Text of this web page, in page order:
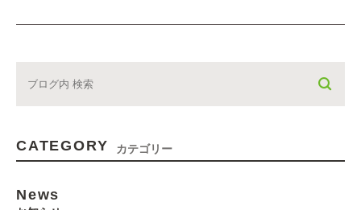
CATEGORY カテゴリー
News